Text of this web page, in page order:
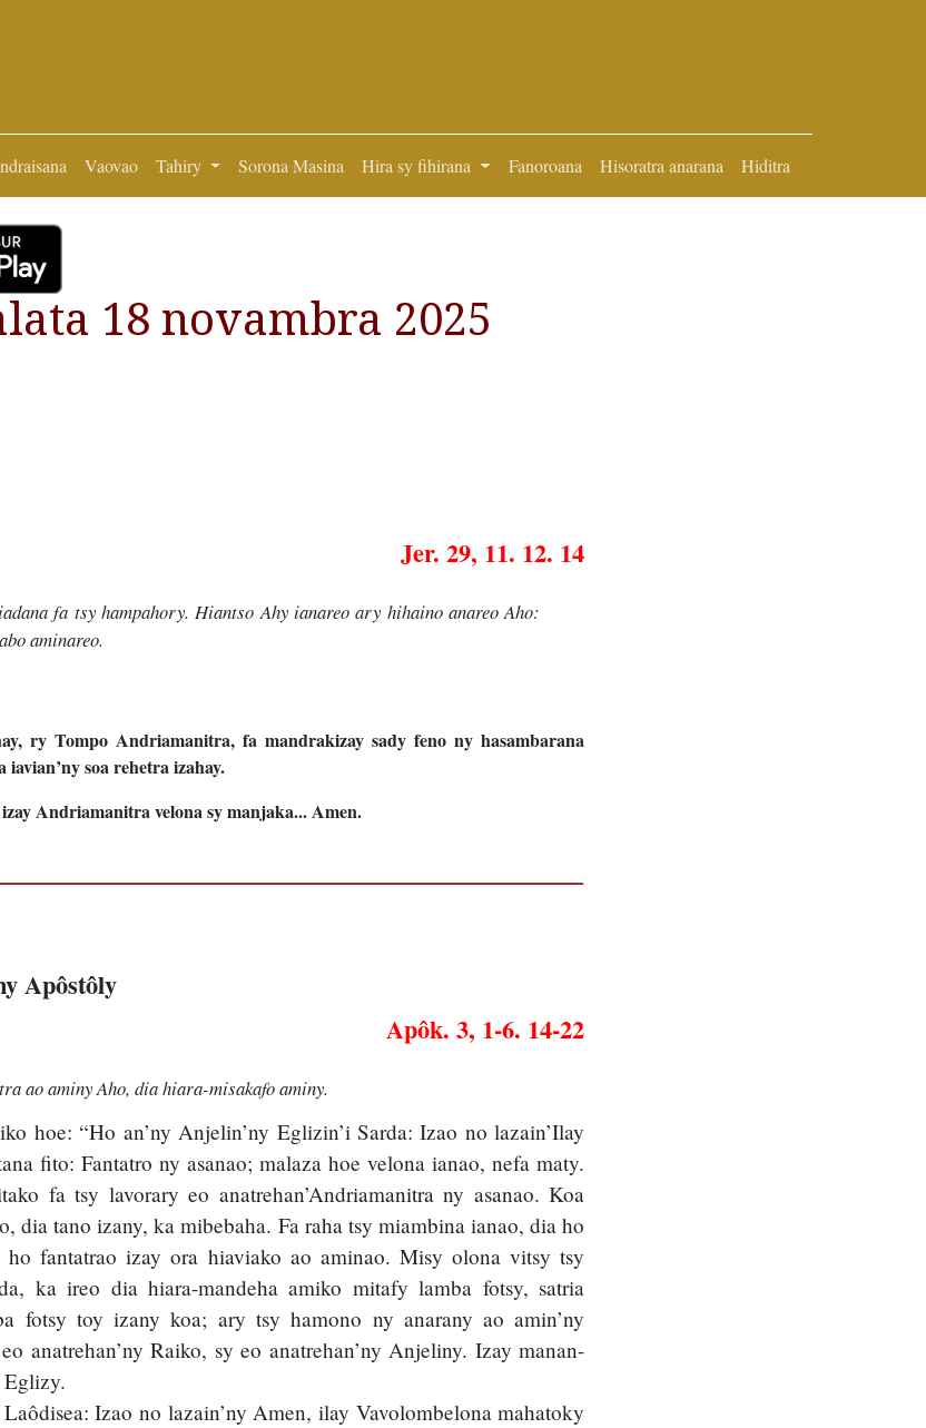
Vaovao Tahiry Sorona Masina Hira sy fihirana Fanoroana Hisoratra anarana Hiditra
18 novambra 2025
Jer. 29, 11. 12. 14
fa tsy hampahory. Hiantso Ahy ianareo ary hihaino anareo Aho:
aminareo.
ry Tompo Andriamanitra, fa mandrakizay sady feno ny hasambarana
soa rehetra izahay.
Andriamanitra velona sy manjaka... Amen.
Apôstôly
Apôk. 3, 1-6. 14-22
ao aminy Aho, dia hiara-misakafo aminy.
hoe: “Ho an’ny Anjelin’ny Eglizin’i Sarda: Izao no lazain’Ilay
fito: Fantatro ny asanao; malaza hoe velona ianao, nefa maty.
fa tsy lavorary eo anatrehan’Andriamanitra ny asanao. Koa
dia tano izany, ka mibebaha. Fa raha tsy miambina ianao, dia ho
fantatrao izay ora hiaviako ao aminao. Misy olona vitsy tsy
ka ireo dia hiara-mandeha amiko mitafy lamba fotsy, satria
fotsy toy izany koa; ary tsy hamono ny anarany ao amin’ny
anatrehan’ny Raiko, sy eo anatrehan’ny Anjeliny. Izay manan-
Eglizy.
Izao no lazain’ny Amen, ilay Vavolombelona mahatoky